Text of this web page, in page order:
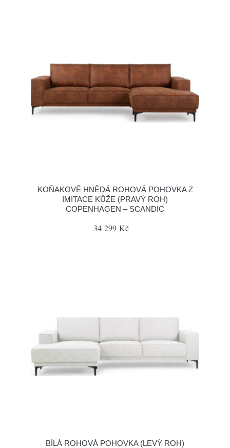
KOŇAKOVĚ HNĚDÁ ROHOVÁ POHOVKA Z
IMITACE KŮŽE (PRAVÝ ROH)
COPENHAGEN – SCANDIC
34 299 Kč
BÍLÁ ROHOVÁ POHOVKA (LEVÝ ROH)